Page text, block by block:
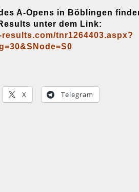
A-Opens in Böblingen
unter dem Link:
tnr1264403.aspx?
X Telegram